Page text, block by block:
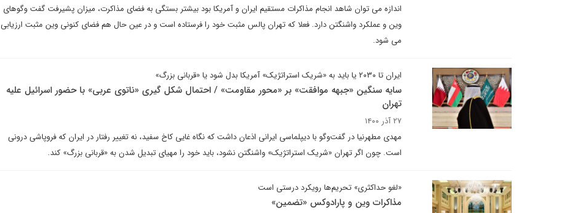
اندازه می توان شاهد انجام مذاکرات مستقیم ایران و آمریکا بود بیشتر بستگی به فضای مذاکرت، میزان پشیرفت گفت وگوهای
وین و عملکرد واشنگتن دارد. فعلا که تهران پالس مثبت خود را فرستاده است و در عین حال هم فضای کنونی وین مثبت ارزیابی
می شود.
ایران تا ۲۰۳۰ یا باید به «شریک استراتژیک» آمریکا بدل شود یا «قربانی بزرگ»
سایه سنگین «جبهه موافقت» بر «محور مقاومت» / احتمال شکل گیری «ناتوی عربی» با حضور اسرائیل علیه
تهران
۲۷ آذر ۱۴۰۰
مهدی مطهرنیا در گفت‌وگو با دیپلماسی ایرانی اذعان داشت که نگاه غایی کاخ سفید، نه تغییر رفتار در ایران که فروپاشی درونی
است. چون اگر تهران «شریک استراتژیک» واشنگتن نشود، باید خود را مهیای تبدیل شدن به «قربانی بزرگ» کند.
«لغو حداکثری» تحریم‌ها رویکرد درستی است
‌مذاکرات وین و پارادوکس «تضمین»